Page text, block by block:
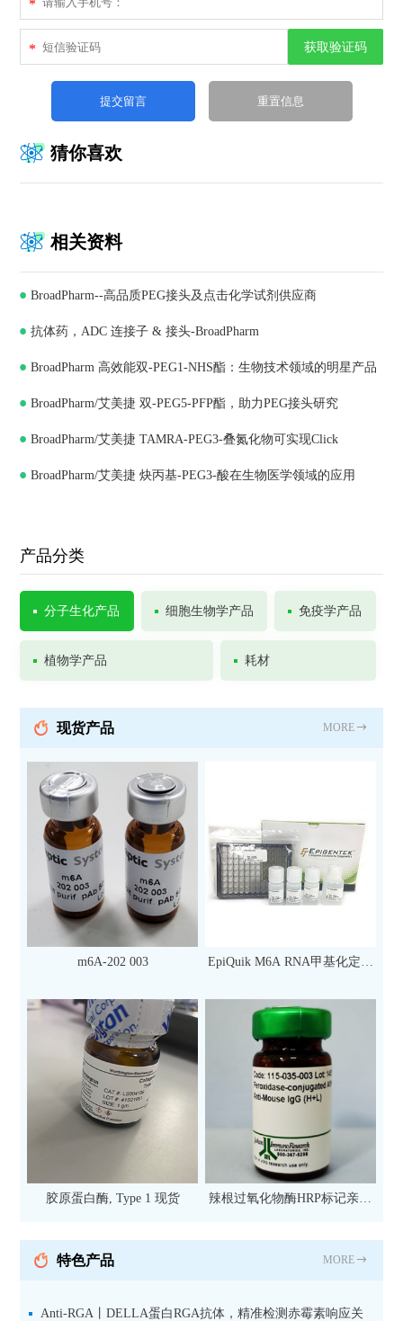
*
* 获取验证码
猜你喜欢
相关资料
BroadPharm--高品质PEG接头及点击化学试剂供应商
抗体药，ADC 连接子 & 接头-BroadPharm
BroadPharm 高效能双-PEG1-NHS酯：生物技术领域的明星产品
BroadPharm/艾美捷 双-PEG5-PFP酯，助力PEG接头研究
BroadPharm/艾美捷 TAMRA-PEG3-叠氮化物可实现Click
Chemistry
BroadPharm/艾美捷 炔丙基-PEG3-酸在生物医学领域的应用
产品分类
分子生化产品 细胞生物学产品 免疫学产品
植物学产品 耗材
现货产品 MORE
m6A-202 003
EpiQuik M6A RNA甲基化定量
次）
胶原蛋白酶, Type 1 现货
辣根过氧化物酶HRP标记亲和
抗 现货
特色产品 MORE
Anti-RGA丨DELLA蛋白RGA抗体，精准检测赤霉素响应关